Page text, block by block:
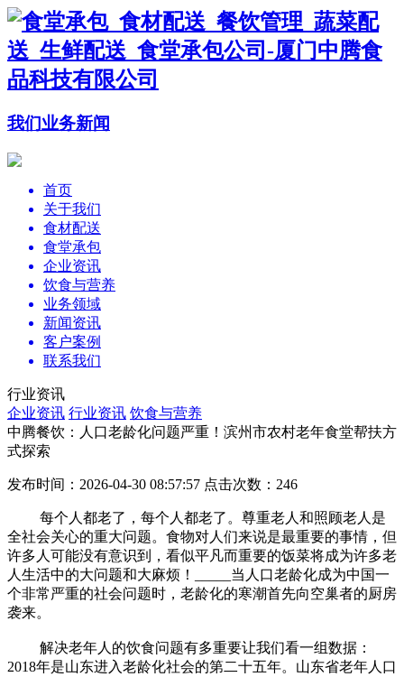
我们业务新闻
首页
关于我们
食材配送
食堂承包
企业资讯
饮食与营养
业务领域
新闻资讯
客户案例
联系我们
行业资讯
企业资讯 行业资讯 饮食与营养
中腾餐饮：人口老龄化问题严重！滨州市农村老年食堂帮扶方
式探索
发布时间：2026-04-30 08:57:57 点击次数：246
每个人都老了，每个人都老了。尊重老人和照顾老人是
全社会关心的重大问题。食物对人们来说是最重要的事情，但
许多人可能没有意识到，看似平凡而重要的饭菜将成为许多老
人生活中的大问题和大麻烦！_____当人口老龄化成为中国一
个非常严重的社会问题时，老龄化的寒潮首先向空巢者的厨房
袭来。
解决老年人的饮食问题有多重要让我们看一组数据：
2018年是山东进入老龄化社会的第二十五年。山东省老年人口